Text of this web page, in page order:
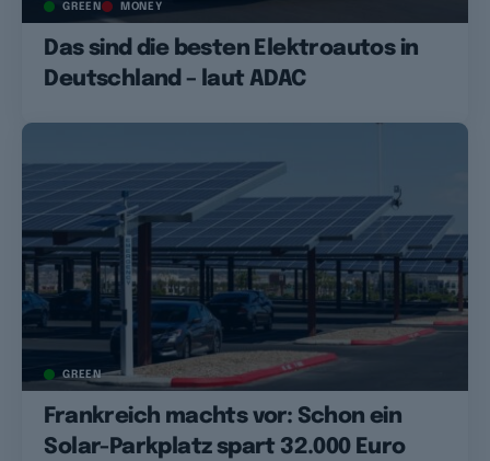
GREEN MONEY
Das sind die besten Elektroautos in
Deutschland – laut ADAC
GREEN
Frankreich machts vor: Schon ein
Solar-Parkplatz spart 32.000 Euro